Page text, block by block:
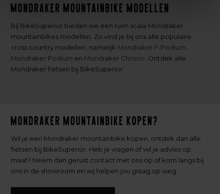
Mondraker mountainbike modellen
Bij BikeSuperior bieden we een ruim scala Mondraker
mountainbikes modellen. Zo vind je bij ons alle populaire
cross country modellen, namelijk Mondraker F-Podium
Mondraker Podium en Mondraker Chrono . Ontdek alle
Mondraker fietsen bij BikeSuperior.
Mondraker mountainbike kopen?
Wil je een Mondraker mountainbike kopen, ontdek dan alle
fietsen bij BikeSuperior. Heb je vragen of wil je advies op
maat? Neem dan gerust contact met ons op of kom langs bij
ons in de showroom en wij helpen jou graag op weg.